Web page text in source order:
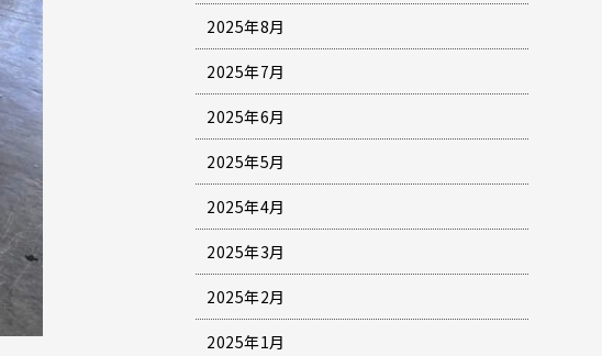
2025年8月
2025年7月
2025年6月
2025年5月
2025年4月
2025年3月
2025年2月
2025年1月